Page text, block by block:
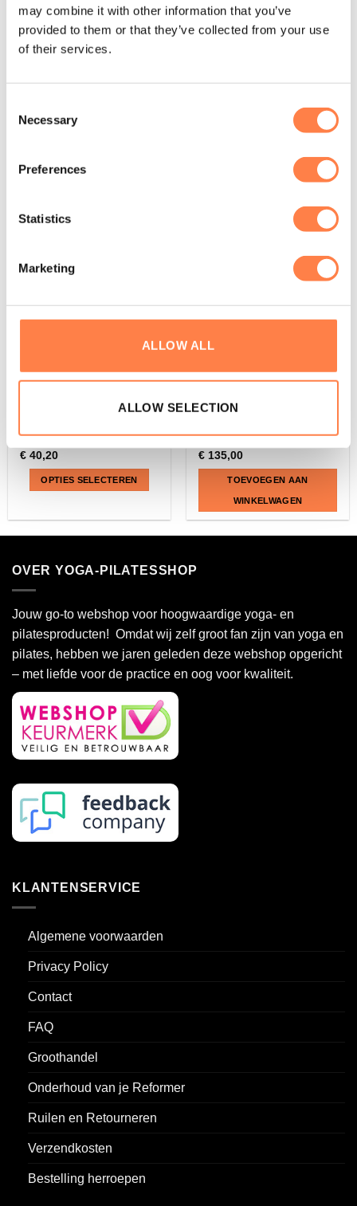
may combine it with other information that you’ve
provided to them or that they’ve collected from your use
of their services.
Selection
Necessary
Preferences
Statistics
Marketing
ALLOW ALL
ALLOW SELECTION
PILATES
Platform Extender voor C-
serie Pilates Reformer –
Align-Pilates
PILATES
Jump Board voor C, F, R
en H Reformers – Align-
WINKELWAGEN
Allegro Stretch Reformer
€40,20
OPTIES SELECTEREN
meerdere
variaties.
Deze
optie
gekozen
worden
op
de
productpagina
Leg Extensions voor C-
€135,00
TOEVOEGEN AAN
WINKELWAGEN
OVER YOGA-PILATESSHOP
Jouw go-to webshop voor hoogwaardige yoga- en
pilatesproducten! Omdat wij zelf groot fan zijn van yoga en
pilates, hebben we jaren geleden deze webshop opgericht
– met liefde voor de practice en oog voor kwaliteit.
KLANTENSERVICE
Algemene voorwaarden
Privacy Policy
Contact
FAQ
Groothandel
Onderhoud van je Reformer
Ruilen en Retourneren
Verzendkosten
Bestelling herroepen